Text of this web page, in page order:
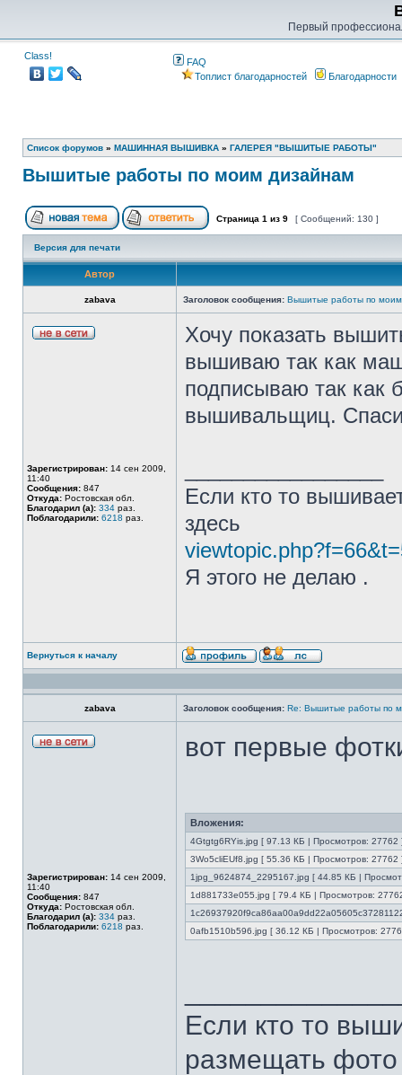
Первый
Class!
FAQ
Топлист благодарностей
Благодарности
Список форумов » МАШИННАЯ ВЫШИВКА » ГАЛЕРЕЯ "ВЫШИТЫЕ РАБОТЫ"
Вышитые работы по моим дизайнам
Страница 1 из 9 [ Сообщений: 130 ]
Версия для печати
Автор
zabava Заголовок сообщения: Вышитые работы по
Зарегистрирован: 14 сен 2009,
11:40
Сообщения: 847
Откуда: Ростовская обл.
Благодарил (а): 334 раз.
Поблагодарили: 6218 раз.
Хочу показать
вышиваю так как
подписываю так как
вышивальщиц.
Если кто то
здесь
Я этого не делаю .
Вернуться к началу
zabava Заголовок сообщения: Re: Вышитые работы по
Зарегистрирован: 14 сен 2009,
11:40
Сообщения: 847
Откуда: Ростовская обл.
Благодарил (а): 334 раз.
Поблагодарили: 6218 раз.
вот первые
Вложения:
4Gtgtg6RYis.jpg [ 97.13 КБ | Просмотров: 27762
3Wo5cliEUf8.jpg [ 55.36 КБ | Просмотров: 27762
1jpg_9624874_2295167.jpg [ 44.85 КБ |
1d881733e055.jpg [ 79.4 КБ | Просмотров:
0afb1510b596.jpg [ 36.12 КБ | Просмотров:
Если кто то
размещать фото